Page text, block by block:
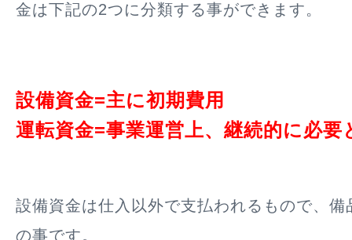
金は下記の2つに分類する事ができます。
設備資金=主に初期費用
運転資金=事業運営上、継続的に必要
設備資金は仕入以外で支払われるもので、備
の事です。